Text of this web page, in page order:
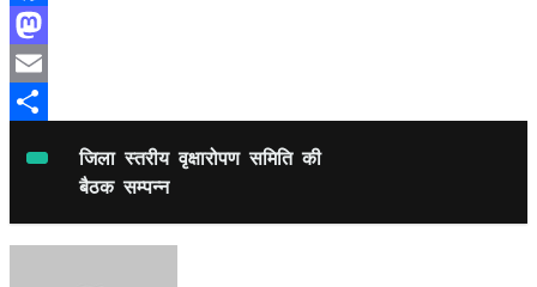
Facebook
Mastodon
Email
जिला स्तरीय वृक्षारोपण समिति की
बैठक सम्पन्न